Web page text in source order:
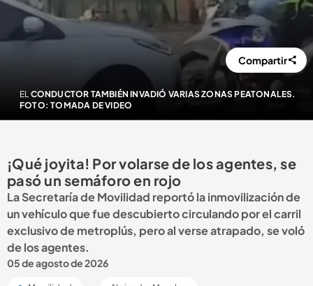
EL CONDUCTOR TAMBIÉN INVADIÓ VARIAS ZONAS PEATONALES.
FOTO: TOMADA DE VIDEO
Compartir
¡Qué joyita! Por volarse de los agentes, se
pasó un semáforo en rojo
La Secretaría de Movilidad reportó la inmovilización de
un vehículo que fue descubierto circulando por el carril
exclusivo de metroplús, pero al verse atrapado, se voló
de los agentes.
05 de agosto de 2026